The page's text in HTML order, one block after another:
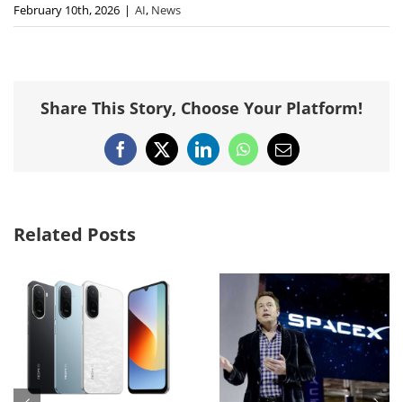
February 10th, 2026 | AI, News
Share This Story, Choose Your Platform!
Facebook
X LinkedInWhatsApp
Email
Related Posts